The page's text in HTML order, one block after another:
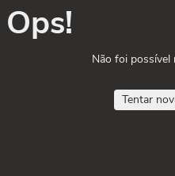
Ops!
Não foi possível
Tentar